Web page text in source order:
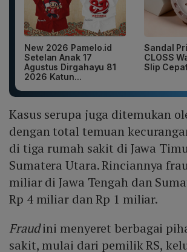
New 2026 Pamelo.id
Setelan Anak 17
Agustus Dirgahayu 81
2026 Katun...
Sandal
CLOSS
Slip
Kasus serupa juga ditemukan
dengan total temuan
di tiga rumah sakit di Jawa
Sumatera Utara. Rinciannya
miliar di Jawa Tengah dan
Rp 4 miliar dan Rp 1 miliar.
Fraudini menyeret berbagai
sakit, mulai dari pemilik RS,